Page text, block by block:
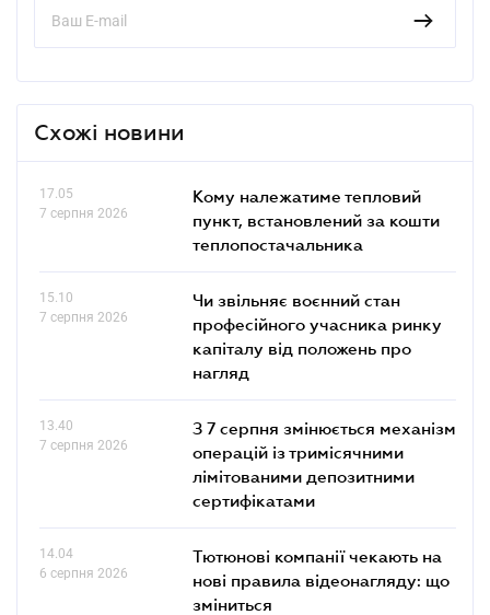
Схожі новини
17.05
7 серпня 2026
Кому належатиме тепловий
пункт, встановлений за кошти
теплопостачальника
15.10
7 серпня 2026
Чи звільняє воєнний стан
професійного учасника ринку
капіталу від положень про
нагляд
13.40
7 серпня 2026
З 7 серпня змінюється механізм
операцій із тримісячними
лімітованими депозитними
сертифікатами
14.04
6 серпня 2026
Тютюнові компанії чекають на
нові правила відеонагляду: що
зміниться